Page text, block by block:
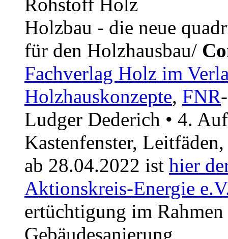
Holzbau - die neue
für den Holzhausbau/
Fachverlag Holz im
Holzhauskonzepte, FNR
Ludger Dederich • 4.
Kastenfenster,
ab 28.04.2022 ist hier
Aktionskreis-Energie
ertüchtigung im Rahmen
Gebäudesanierung